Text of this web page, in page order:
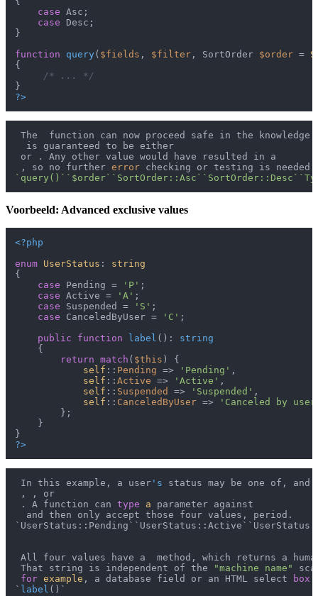
case Asc;
case Desc;
}
function
query ( $fields , $filter , SortOrder $order =
{
/* ... */
?>
The  function can now proceed safe in the knowledge
  is guaranteed to be either
or . Any other value would have resulted in a
, so no further error
`query()` `$order` `SortOrder::Asc` `SortOrder::Desc`
Voorbeeld: Advanced exclusive values
<?php
enum UserStatus : string
{
case Pending = 'P' ;
case Active = 'A' ;
case Suspended = 'S' ;
case CanceledByUser = 'C' ;
public
function label ( ): string
{
return match ( $this ) {
self :: Pending => 'Pending' ,
self :: Active => 'Active' ,
self :: Suspended => 'Suspended' ,
self :: CanceledByUser =>
'Canceled by
        };
    }
?>
In this example, a user 's status may be one of,
, , or
. A function can type a parameter against
  and then only accept those four values, period.
All four values have a  method, which returns a
That string is independent of the
"machine name"
for example , a database field or an HTML select box
` label